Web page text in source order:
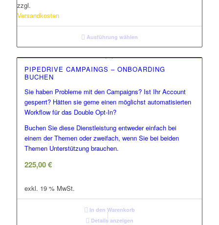
zzgl.
Versandkosten
Ausführung wählen
PIPEDRIVE CAMPAINGS – ONBOARDING
BUCHEN
Sie haben Probleme mit den Campaigns? Ist Ihr Account
gesperrt? Hätten sie gerne einen möglichst automatisierten
Workflow für das Double Opt-In?
Buchen Sie diese Dienstleistung entweder einfach bei
einem der Themen oder zweifach, wenn Sie bei beiden
Themen Unterstützung brauchen.
225,00€
exkl. 19 % MwSt.
In den Warenkorb
Details anzeigen